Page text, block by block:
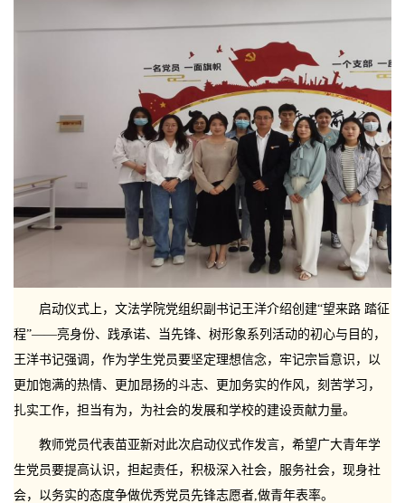
启动仪式上，文法学院党组织副书记王洋介绍创建“望来路 踏征
程”——亮身份、践承诺、当先锋、树形象系列活动的初心与目的，
王洋书记强调，作为学生党员要坚定理想信念，牢记宗旨意识，以
更加饱满的热情、更加昂扬的斗志、更加务实的作风，刻苦学习，
扎实工作，担当有为，为社会的发展和学校的建设贡献力量。
教师党员代表苗亚新对此次启动仪式作发言，希望广大青年学
生党员要提高认识，担起责任，积极深入社会，服务社会，现身社
会，以务实的态度争做优秀党员先锋志愿者,做青年表率。